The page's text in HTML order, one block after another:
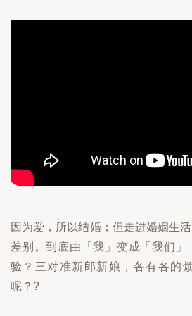
因为爱，所以结婚；但走进婚姻生
差别。到底由「我」变成「我们」
验？三对准新郎新娘，各有各的
呢？?